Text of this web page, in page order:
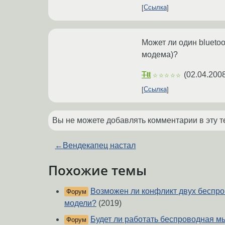
Ссылка
Может ли один
модема)?
Ttt ☆☆☆☆☆ (
Ссылка
Вы не можете добавлять комментарии в эту
← Вендекапец настал
Похожие темы
Форум
Возможен ли конфликт двух
модели? (2019)
Форум Будет ли работать беспроводная